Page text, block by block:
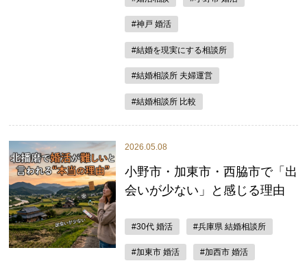
#神戸 婚活
#結婚を現実にする相談所
#結婚相談所 夫婦運営
#結婚相談所 比較
2026.05.08
小野市・加東市・西脇市で「出
会いが少ない」と感じる理由
#30代 婚活 #兵庫県 結婚相談所
#加東市 婚活 #加西市 婚活